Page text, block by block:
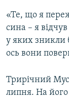
«Те, що я
сина – я
у яких зникли
ось вони
Трирічний
липня. На